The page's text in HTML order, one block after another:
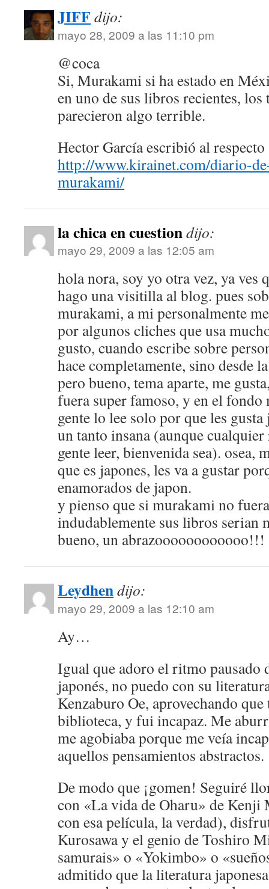
JIFF dijo:
mayo 28, 2009 a las 11:10 pm
@coca
Si, Murakami si ha estado en
en uno de sus libros recientes,
parecieron algo terrible.
Hector García escribió al respecto
http://www.kirainet.com/diario-
murakami/
la chica en cuestiondijo:
mayo 29, 2009 a las 12:05 am
hola nora, soy yo otra vez, ya ves
hago una visitilla al blog. pues
murakami, a mi personalmente
por algunos cliches que usa
gusto, cuando escribe sobre
hace completamente, sino desde
pero bueno, tema aparte, me
fuera super famoso, y en el fondo
gente lo lee solo por que les
un tanto insana (aunque cualquier
gente leer, bienvenida sea). osea,
que es japones, les va a gustar
enamorados de japon.
y pienso que si murakami no
indudablemente sus libros serian
bueno, un abrazoooooooooooo!!!
Leydhendijo:
mayo 29, 2009 a las 12:10 am
Ay…
Igual que adoro el ritmo pausado
japonés, no puedo con su
Kenzaburo Oe, aprovechando
biblioteca, y fui incapaz. Me
me agobiaba porque me veía
aquellos pensamientos abstractos.
De modo que ¡gomen! Seguiré
con «La vida de Oharu» de
con esa película, la verdad),
Kurosawa y el genio de Toshiro
samurais» o «Yokimbo» o
admitido que la literatura